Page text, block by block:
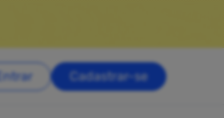
Cadastrar-se